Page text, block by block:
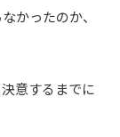
かったのか、
意するまでに